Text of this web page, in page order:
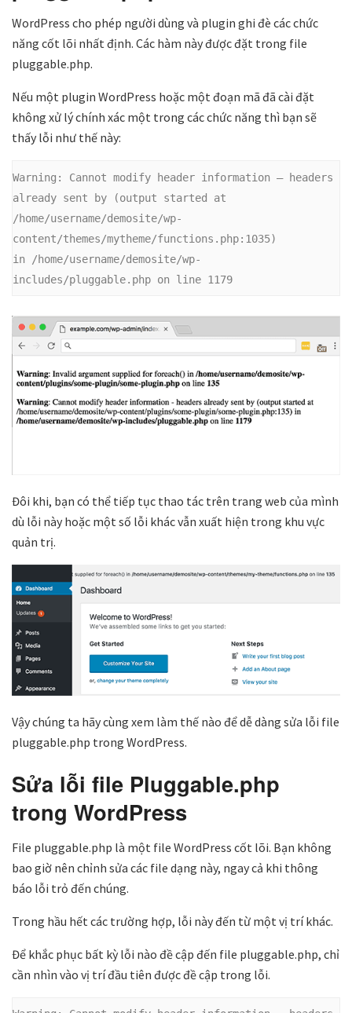
WordPress cho phép người dùng và plugin ghi đè các chức
năng cốt lõi nhất định. Các hàm này được đặt trong file
pluggable.php.
Nếu một plugin WordPress hoặc một đoạn mã đã cài đặt
không xử lý chính xác một trong các chức năng thì bạn sẽ
thấy lỗi như thế này:
Warning:
Cannot modify header information – headers
already sent by (output started at
/home/username/demosite/wp-
content/themes/mytheme/functions.php:1035)
in
/home/username/demosite/wp-
includes/pluggable.php on line 1179
Đôi khi, bạn có thể tiếp tục thao tác trên trang web của mình
dù lỗi này hoặc một số lỗi khác vẫn xuất hiện trong khu vực
quản trị.
Vậy chúng ta hãy cùng xem làm thế nào để dễ dàng sửa lỗi file
pluggable.php trong WordPress.
Sửa lỗi file Pluggable.php
trong WordPress
File pluggable.php là một file WordPress cốt lõi. Bạn không
bao giờ nên chỉnh sửa các file dạng này, ngay cả khi thông
báo lỗi trỏ đến chúng.
Trong hầu hết các trường hợp, lỗi này đến từ một vị trí khác.
Để khắc phục bất kỳ lỗi nào đề cập đến file pluggable.php, chỉ
cần nhìn vào vị trí đầu tiên được đề cập trong lỗi.